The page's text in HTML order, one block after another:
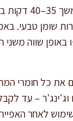
אופים את
שומן טבעי.
באופן שווה משני
את כל חומרי
וג'ינג'ר – עד
לאחר